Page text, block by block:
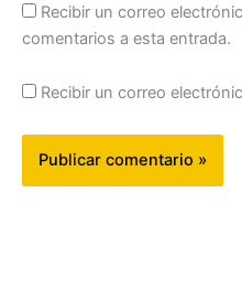
Recibir un correo
comentarios a esta entrada.
Recibir un correo